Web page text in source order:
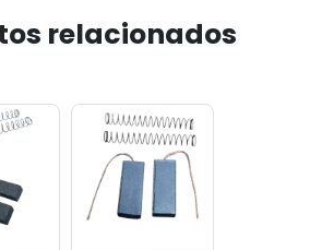
relacionados